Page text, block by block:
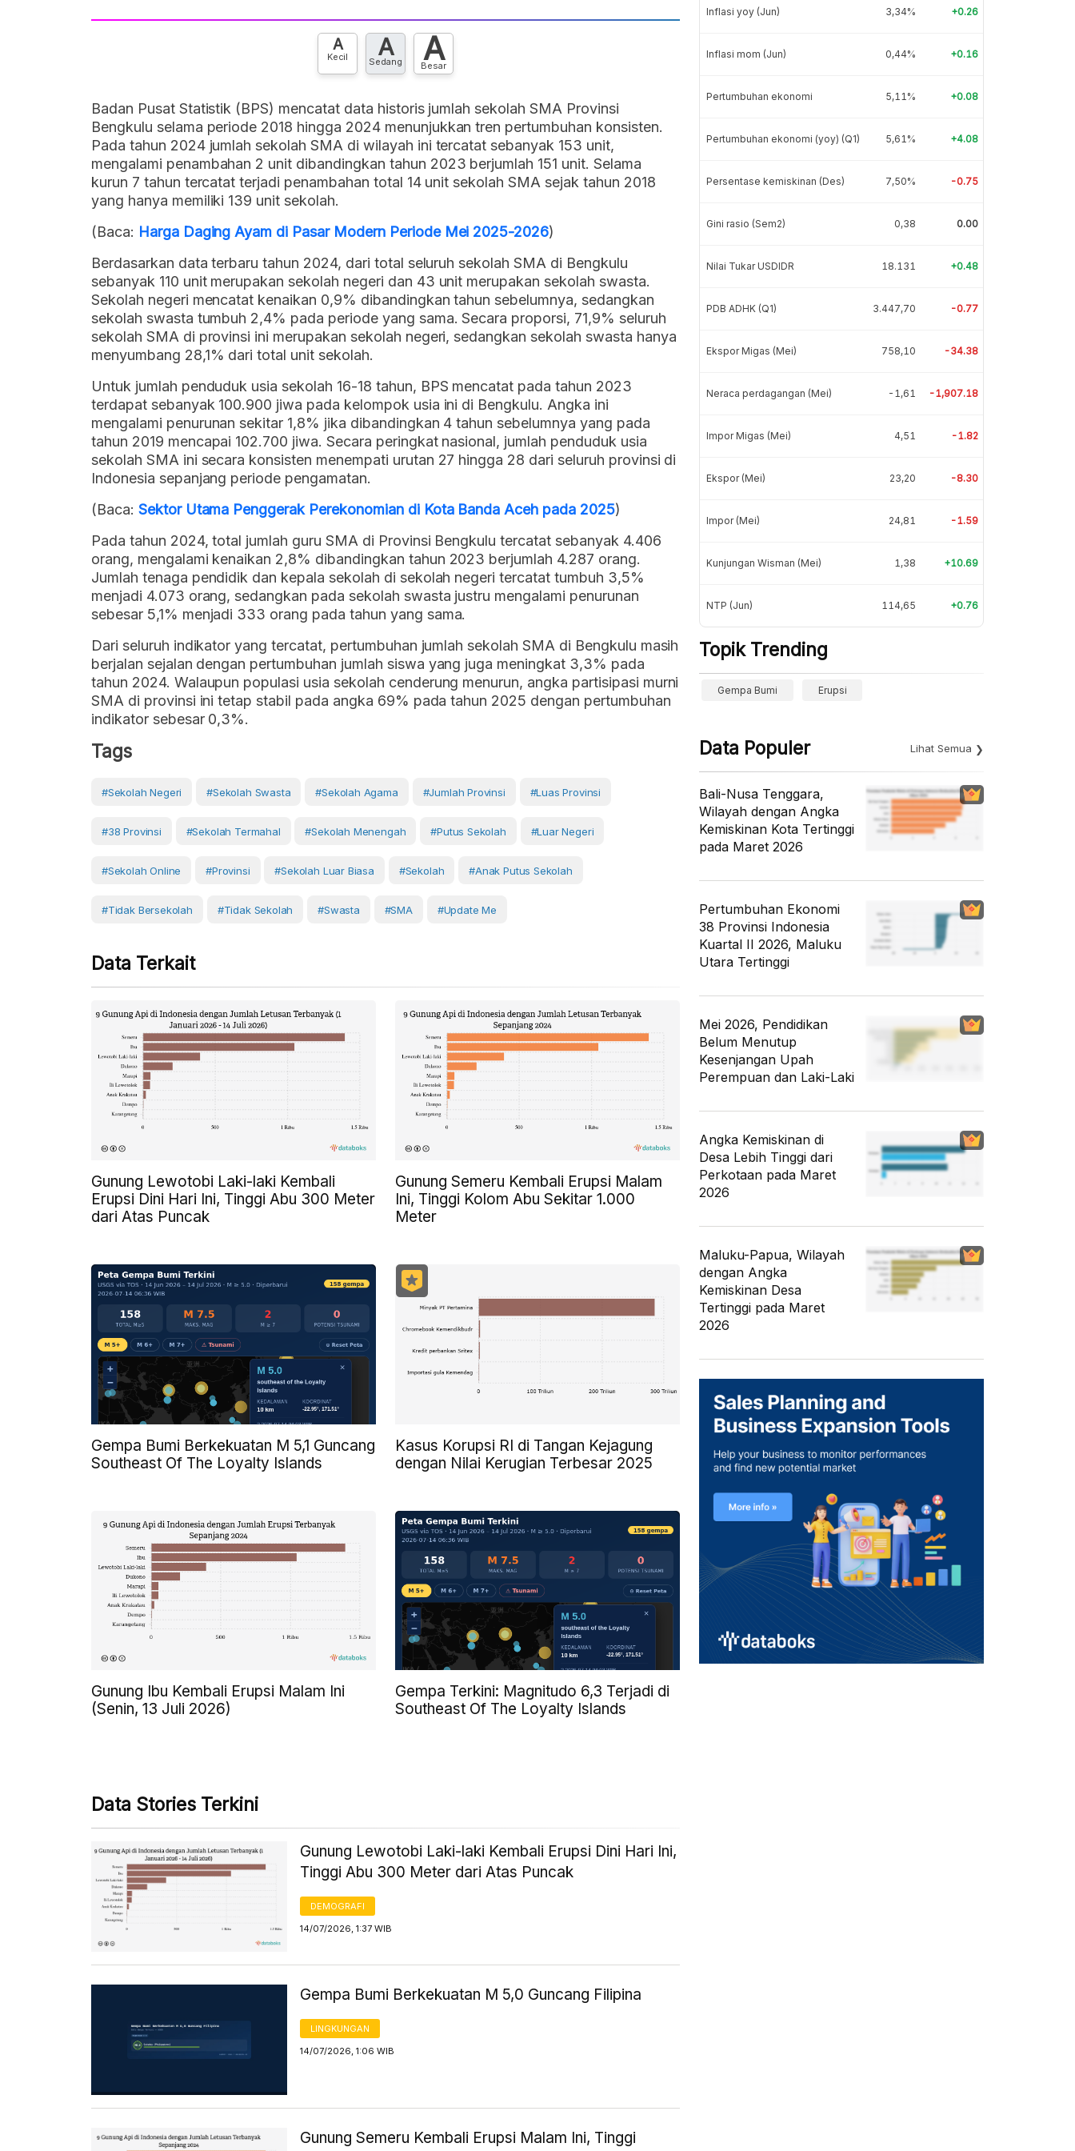
A
Kecil A
Sedang A
Besar
Badan Pusat Statistik (BPS) mencatat data historis jumlah sekolah SMA Provinsi
Bengkulu selama periode 2018 hingga 2024 menunjukkan tren pertumbuhan konsisten.
Pada tahun 2024 jumlah sekolah SMA di wilayah ini tercatat sebanyak 153 unit,
mengalami penambahan 2 unit dibandingkan tahun 2023 berjumlah 151 unit. Selama
kurun 7 tahun tercatat terjadi penambahan total 14 unit sekolah SMA sejak tahun 2018
yang hanya memiliki 139 unit sekolah.
(Baca: Harga Daging Ayam di Pasar Modern Periode Mei 2025-2026)
Berdasarkan data terbaru tahun 2024, dari total seluruh sekolah SMA di Bengkulu
sebanyak 110 unit merupakan sekolah negeri dan 43 unit merupakan sekolah swasta.
Sekolah negeri mencatat kenaikan 0,9% dibandingkan tahun sebelumnya, sedangkan
sekolah swasta tumbuh 2,4% pada periode yang sama. Secara proporsi, 71,9% seluruh
sekolah SMA di provinsi ini merupakan sekolah negeri, sedangkan sekolah swasta hanya
menyumbang 28,1% dari total unit sekolah.
Untuk jumlah penduduk usia sekolah 16-18 tahun, BPS mencatat pada tahun 2023
terdapat sebanyak 100.900 jiwa pada kelompok usia ini di Bengkulu. Angka ini
mengalami penurunan sekitar 1,8% jika dibandingkan 4 tahun sebelumnya yang pada
tahun 2019 mencapai 102.700 jiwa. Secara peringkat nasional, jumlah penduduk usia
sekolah SMA ini secara konsisten menempati urutan 27 hingga 28 dari seluruh provinsi di
Indonesia sepanjang periode pengamatan.
(Baca: Sektor Utama Penggerak Perekonomian di Kota Banda Aceh pada 2025)
Pada tahun 2024, total jumlah guru SMA di Provinsi Bengkulu tercatat sebanyak 4.406
orang, mengalami kenaikan 2,8% dibandingkan tahun 2023 berjumlah 4.287 orang.
Jumlah tenaga pendidik dan kepala sekolah di sekolah negeri tercatat tumbuh 3,5%
menjadi 4.073 orang, sedangkan pada sekolah swasta justru mengalami penurunan
sebesar 5,1% menjadi 333 orang pada tahun yang sama.
Dari seluruh indikator yang tercatat, pertumbuhan jumlah sekolah SMA di Bengkulu masih
berjalan sejalan dengan pertumbuhan jumlah siswa yang juga meningkat 3,3% pada
tahun 2024. Walaupun populasi usia sekolah cenderung menurun, angka partisipasi murni
SMA di provinsi ini tetap stabil pada angka 69% pada tahun 2025 dengan pertumbuhan
indikator sebesar 0,3%.
Tags
#sekolah Negeri #sekolah Swasta #sekolah Agama #Jumlah Provinsi #luas Provinsi
#38 Provinsi #sekolah Termahal #sekolah Menengah #Putus Sekolah #luar Negeri
#sekolah Online #Provinsi #sekolah Luar Biasa #Sekolah #anak Putus Sekolah
#tidak Bersekolah #Tidak Sekolah #Swasta #SMA #Update Me
Data Terkait
Gunung Lewotobi Laki-laki Kembali
Erupsi Dini Hari Ini, Tinggi Abu 300 Meter
dari Atas Puncak
Gunung Semeru Kembali Erupsi Malam
Ini, Tinggi Kolom Abu Sekitar 1.000
Meter
Gempa Bumi Berkekuatan M 5,1 Guncang
Southeast Of The Loyalty Islands
Kasus Korupsi RI di Tangan Kejagung
dengan Nilai Kerugian Terbesar 2025
Gunung Ibu Kembali Erupsi Malam Ini
(Senin, 13 Juli 2026)
Gempa Terkini: Magnitudo 6,3 Terjadi di
Southeast Of The Loyalty Islands
Data Stories Terkini
Gunung Lewotobi Laki-laki Kembali Erupsi Dini Hari Ini,
Tinggi Abu 300 Meter dari Atas Puncak
DEMOGRAFI
14/07/2026, 1:37 WIB
Gempa Bumi Berkekuatan M 5,0 Guncang Filipina
LINGKUNGAN
14/07/2026, 1:06 WIB
Gunung Semeru Kembali Erupsi Malam Ini, Tinggi
Inflasi yoy (Jun) 3,34% +0.26
Inflasi mom (Jun) 0,44% +0.16
Pertumbuhan ekonomi 5,11% +0.08
Pertumbuhan ekonomi (yoy) (Q1) 5,61% +4.08
Persentase kemiskinan (Des) 7,50% -0.75
Gini rasio (Sem2) 0,38 0.00
Nilai Tukar USDIDR 18.131 +0.48
PDB ADHK (Q1) 3.447,70 -0.77
Ekspor Migas (Mei) 758,10 -34.38
Neraca perdagangan (Mei) -1,61 -1,907.18
Impor Migas (Mei) 4,51 -1.82
Ekspor (Mei) 23,20 -8.30
Impor (Mei) 24,81 -1.59
Kunjungan Wisman (Mei) 1,38 +10.69
NTP (Jun) 114,65 +0.76
Topik Trending
Gempa Bumi Erupsi
Data Populer Lihat Semua
Bali-Nusa Tenggara,
Wilayah dengan Angka
Kemiskinan Kota Tertinggi
pada Maret 2026
Pertumbuhan Ekonomi
38 Provinsi Indonesia
Kuartal II 2026, Maluku
Utara Tertinggi
Mei 2026, Pendidikan
Belum Menutup
Kesenjangan Upah
Perempuan dan Laki-Laki
Angka Kemiskinan di
Desa Lebih Tinggi dari
Perkotaan pada Maret
2026
Maluku-Papua, Wilayah
dengan Angka
Kemiskinan Desa
Tertinggi pada Maret
2026